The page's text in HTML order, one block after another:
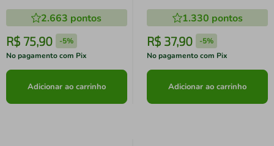
2.663 pontos
R$ 75,90 -5%
No pagamento com Pix
Adicionar ao carrinho
1.330 pontos
R$ 37,90 -5%
No pagamento com Pix
Adicionar ao carrinho